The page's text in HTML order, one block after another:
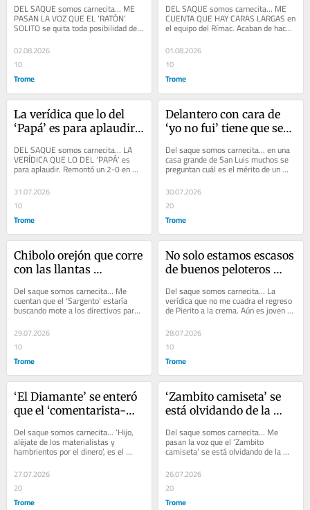
volver a la pelotita
profesional
DEL SAQUE somos carnecita... ME
PASAN LA VOZ QUE EL ‘RATÓN’
SOLITO se quita toda posibilidad de
volver a la pelotita profesional.
Desde el puerto...
02.08.2026
10
Trome
DEL SAQUE somos carnecita… ME
CUENTA QUE HAY CARAS LARGAS en
el equipo del Rímac. Acaban de hacer
oficial la salida de ‘Antonio Banderas’
y el...
01.08.2026
10
Trome
La verídica que lo del
‘Papá’ es para aplaudir,
contra a Lanús
DEL SAQUE somos carnecita… LA
VERÍDICA QUE LO DEL ‘PAPÁ’ es
para aplaudir. Remontó un 2-0 en
contra a Lanús, el último campeón de
la Copa...
31.07.2026
10
Trome
Delantero con cara de
‘yo no fui’ tiene que ser
cacharro está en debe
Del saque somos carnecita... en una
casa grande de San Luis muchos se
preguntan cuál es el mérito de un
‘taca taca’ para ser el brazo derecho...
30.07.2026
20
Trome
Chibolo orejón que corre
con las llantas
gol se olvidó de los
códigos
Del saque somos carnecita… Me
cuentan que el ‘Sargento’ estaría
buscando mote a los directivos para
sacar la cola. El hombre todo el día
anda...
29.07.2026
10
Trome
No solo estamos escasos
de buenos peloteros
aparecen buenos pitos
Del saque somos carnecita... La
verídica que no me cuadra el regreso
de Pierito a la crema. Aún es joven y
se supone que lo vendieron como el
mejor...
28.07.2026
10
Trome
‘El Diamante’ se enteró
que el ‘comentarista-
voltear y en one lo
parchó
Del saque somos carnecita... ‘Hijo,
aléjate de los materialistas y
hambrientos por el dinero’, es el
consejo que recibió el reconocido
músico...
27.07.2026
20
Trome
‘Zambito camiseta’ se
está olvidando de la
cuando estaba asustado
y en nada
Del saque somos carnecita... Me
pasan la voz que el ‘Zambito
camiseta’ se está olvidando de la
asustado y en...
26.07.2026
20
Trome